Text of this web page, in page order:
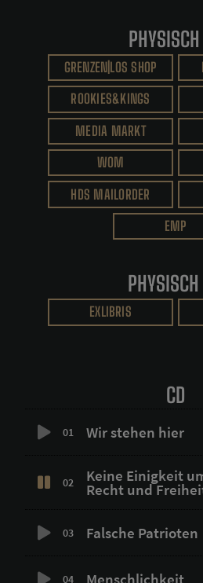
GRENZEN|LOS SHOP
ROOKIES&KINGS
MEDIA MARKT
WOM
HDS MAILORDER
EMP
EXLIBRIS
CD
01 Wir stehen hier
02 Keine Einigkeit
Recht und
03 Falsche Patrioten
04 Menschlichkeit